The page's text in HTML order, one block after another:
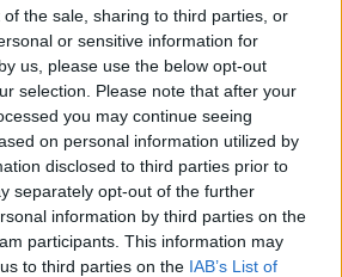
the sale, sharing to third parties, or
or sensitive information for
us, please use the below opt-out
selection. Please note that after your
you may continue seeing
on personal information utilized by
disclosed to third parties prior to
separately opt-out of the further
information by third parties on the
participants. This information may
to third parties on the IAB’s List of
– hajtogatja Janka, akinek a
és ebbe belehal. Még
kiderül, hogy nem halt
a fél oldalára. De az is
tornával.